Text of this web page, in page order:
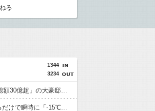
る
1344
3234
【悲報】ちいかわ作者さん、「総額30億超」の大豪邸を建てる！？ｗｗｗｗｗ
【画像あり】NASAが開発、着るだけで瞬時に「-15℃冷却」する冷感ポンチョ3,980円！